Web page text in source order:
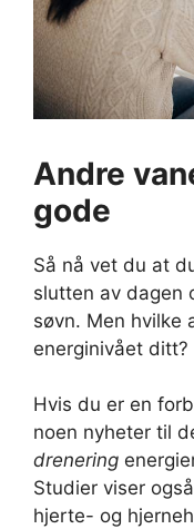
Andre
gode
Så nå vet du at
slutten av dagen
søvn. Men hvilke
energinivået ditt?
Hvis du er en
noen nyheter til
drenering
Studier viser
hjerte- og